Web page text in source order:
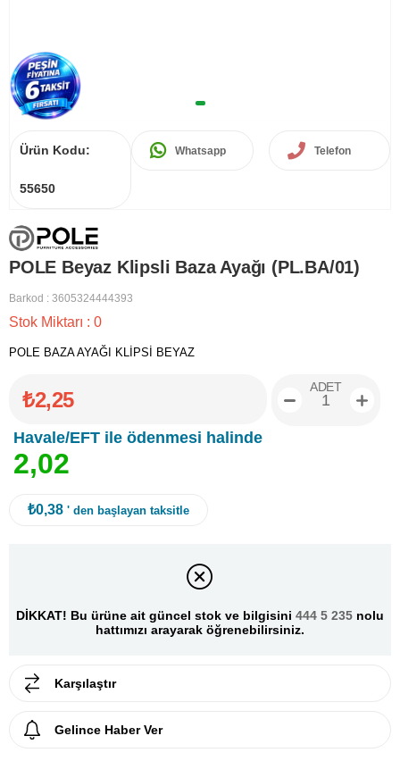
Ürün Kodu:
55650
Whatsapp Telefon
POLE Beyaz Klipsli Baza Ayağı (PL.BA/01)
Barkod : 3605324444393
Stok Miktarı : 0
POLE BAZA AYAĞI KLİPSİ BEYAZ
₺2,25
Havale/EFT ile ödenmesi halinde
2,02
ADET
₺0,38 ' den başlayan taksitle
DİKKAT! Bu ürüne ait güncel stok ve bilgisini 444 5 235 nolu
hattımızı arayarak öğrenebilirsiniz.
Karşılaştır
Gelince Haber Ver